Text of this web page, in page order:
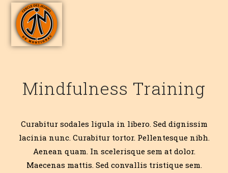
Mindfulness Training
Curabitur sodales ligula in libero. Sed dignissim
lacinia nunc. Curabitur tortor. Pellentesque nibh.
Aenean quam. In scelerisque sem at dolor.
Maecenas mattis. Sed convallis tristique sem.